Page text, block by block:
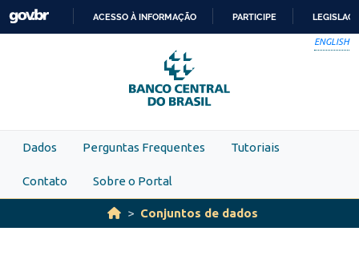
Skip to main content
PARA
O
CONTEÚDO
ACESSO À INFORMAÇÃO PARTICIPE
ENGLISH
Dados Perguntas Frequentes Tutoriais
Contato Sobre o Portal
Conjuntos de dados